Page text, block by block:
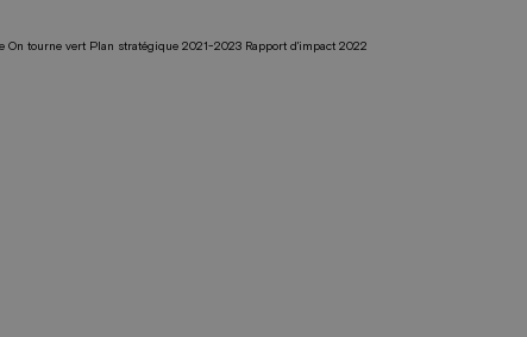
On tourne vert Plan stratégique 2021-2023 Rapport d'impact 2022